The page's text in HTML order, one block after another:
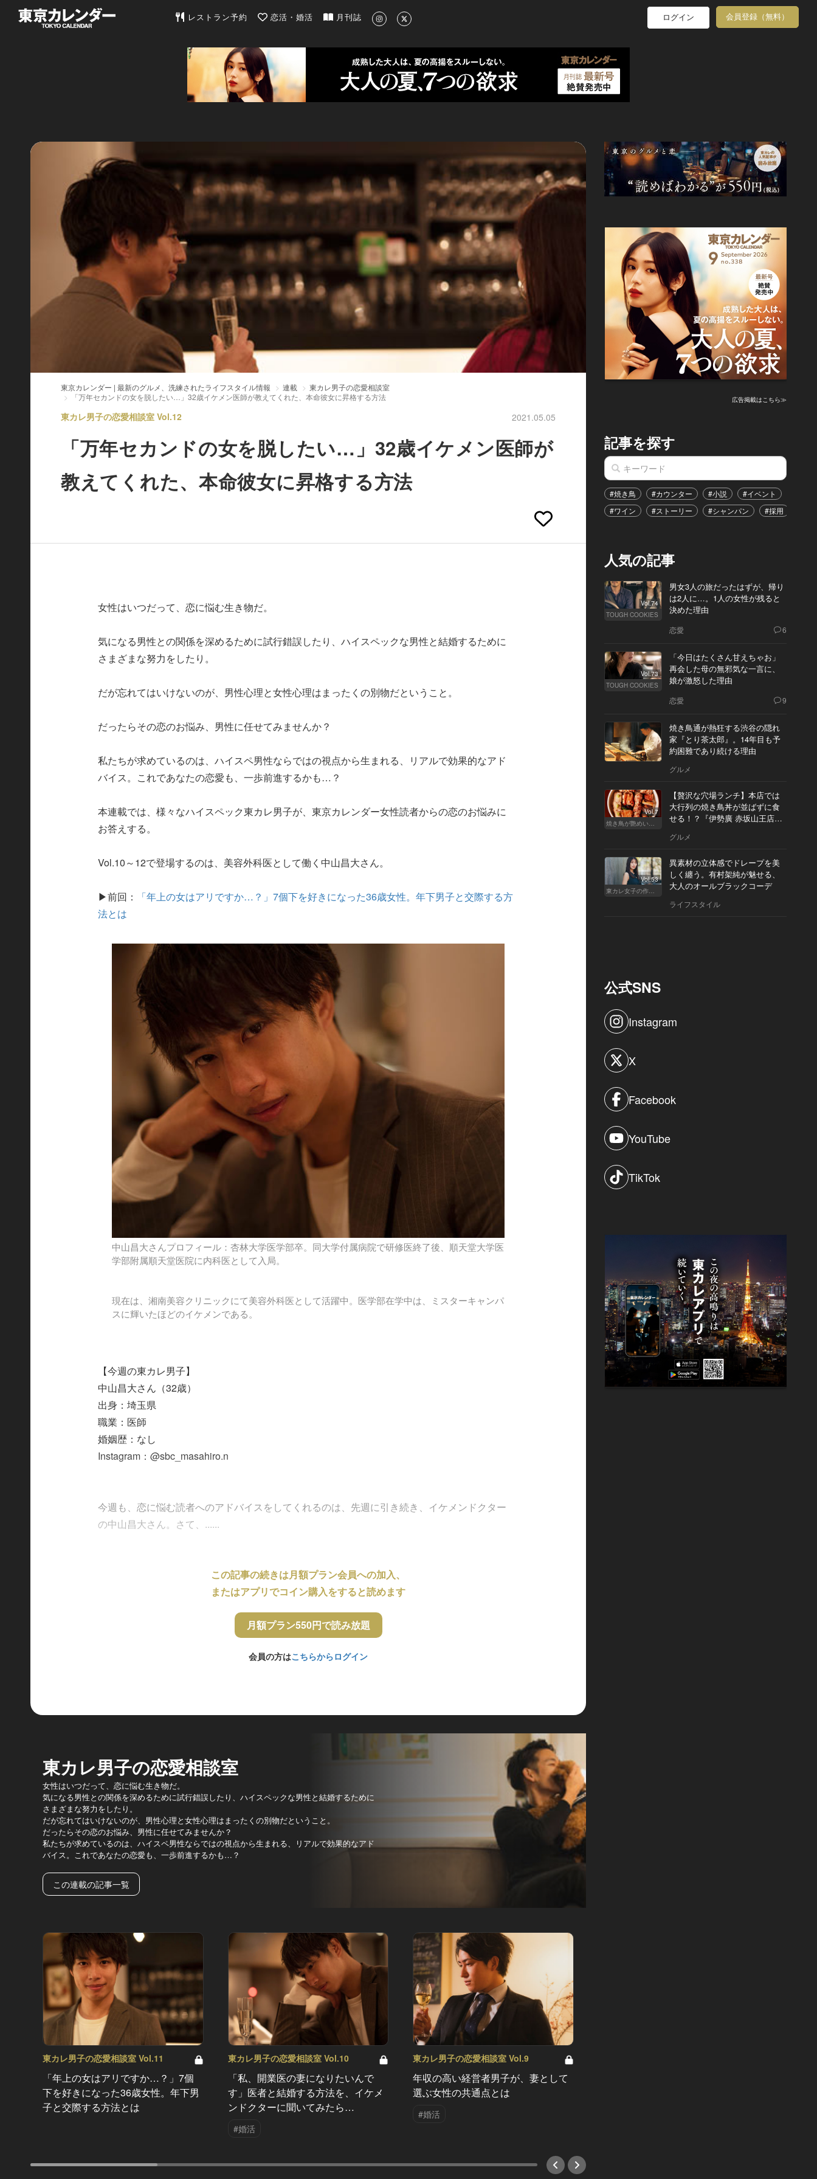
東京カレンダー | 最新のグルメ、洗練されたライフスタイル情報
レストラン予約 恋活・婚活 月刊誌 ログイン 会員登録（無料）
東京カレンダー | 最新のグルメ、洗練されたライフスタイル情報 連載
東カレ男子の恋愛相談室
「万年セカンドの女を脱したい…」32歳イケメン医師が教えてくれた、本命彼女に昇格する方法
東カレ男子の恋愛相談室 Vol.12 2021.05.05
「万年セカンドの女を脱したい…」32歳イケメン医師が
教えてくれた、本命彼女に昇格する方法
女性はいつだって、恋に悩む生き物だ。
気になる男性との関係を深めるために試行錯誤したり、ハイスペックな男性と結婚するために
さまざまな努力をしたり。
だが忘れてはいけないのが、男性心理と女性心理はまったくの別物だということ。
だったらその恋のお悩み、男性に任せてみませんか？
私たちが求めているのは、ハイスペ男性ならではの視点から生まれる、リアルで効果的なアド
バイス。これであなたの恋愛も、一歩前進するかも…？
本連載では、様々なハイスペック東カレ男子が、東京カレンダー女性読者からの恋のお悩みに
お答えする。
Vol.10～12で登場するのは、美容外科医として働く中山昌大さん。
▶前回：
「年上の女はアリですか…？」7個下を好きになった36歳女性。年下男子と交際する方
法とは
中山昌大さんプロフィール：杏林大学医学部卒。同大学付属病院で研修医終了後、順天堂大学医
学部附属順天堂医院に内科医として入局。
現在は、湘南美容クリニックにて美容外科医として活躍中。医学部在学中は、ミスターキャンパ
スに輝いたほどのイケメンである。
【今週の東カレ男子】
中山昌大さん（32歳）
出身：埼玉県
職業：医師
婚姻歴：なし
Instagram：@sbc_masahiro.n
今週も、恋に悩む読者へのアドバイスをしてくれるのは、先週に引き続き、イケメンドクター
の中山昌大さん。さて、......
この記事の続きは月額プラン会員への加入、
またはアプリでコイン購入をすると読めます
月額プラン550円で読み放題
会員の方はこちらからログイン
東カレ男子の恋愛相談室
女性はいつだって、恋に悩む生き物だ。
気になる男性との関係を深めるために試行錯誤したり、ハイスペックな男性と結婚するために
さまざまな努力をしたり。
だが忘れてはいけないのが、男性心理と女性心理はまったくの別物だということ。
だったらその恋のお悩み、男性に任せてみませんか？
私たちが求めているのは、ハイスペ男性ならではの視点から生まれる、リアルで効果的なアド
バイス。これであなたの恋愛も、一歩前進するかも…？
この連載の記事一覧
東カレ男子の恋愛相談室 Vol.11
「年上の女はアリですか…？」7個
下を好きになった36歳女性。年下男
子と交際する方法とは
東カレ男子の恋愛相談室 Vol.10
「私、開業医の妻になりたいんで
す」医者と結婚する方法を、イケメ
ンドクターに聞いてみたら…
#婚活
東カレ男子の恋愛相談室 Vol.9
年収の高い経営者男子が、妻として
選ぶ女性の共通点とは
#婚活
広告掲載はこちら≫
記事を探す
#焼き鳥 #カウンター #小説 #イベント
#ワイン
#ストーリー #シャンパン #採用
人気の記事
Vol.74
TOUGH COOKIES
男女3人の旅だったはずが、帰り
は2人に…。1人の女性が残ると
決めた理由
恋愛 6
Vol.73
TOUGH COOKIES
「今日はたくさん甘えちゃお」
再会した母の無邪気な一言に、
娘が激怒した理由
恋愛 9
焼き鳥通が熱狂する渋谷の隠れ
家『とり茶太郎』。14年目も予
約困難であり続ける理由
グルメ
Vol.7
焼き鳥が艶めいてきた
【贅沢な穴場ランチ】本店では
大行列の焼き鳥丼が並ばずに食
せる！？『伊勢廣 赤坂山王店』
グルメ
Vol.53
東カレ女子の作り方
異素材の立体感でドレープを美
しく纏う。有村架純が魅せる、
大人のオールブラックコーデ
ライフスタイル
公式SNS
Instagram
X
Facebook
YouTube
TikTok